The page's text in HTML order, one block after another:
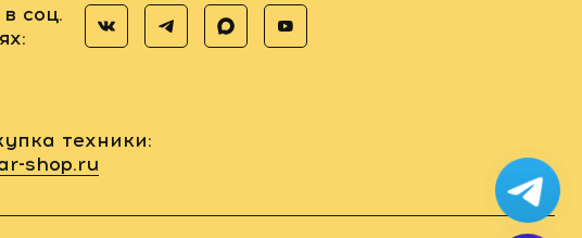
соц.
техники:
shop.ru